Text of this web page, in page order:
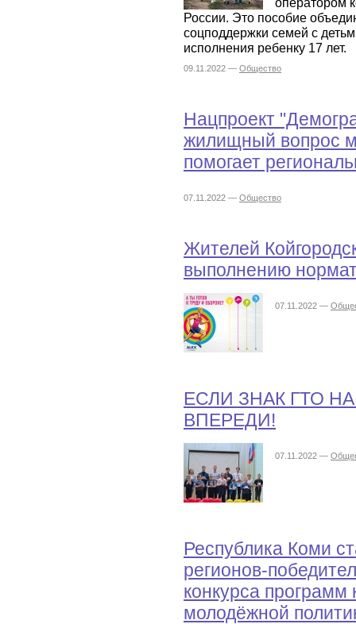
России. Это пособие
соцподдержки семей с
исполнения ребенку 17 лет.
09.11.2022 — Общество
Нацпроект
жилищный вопрос
помогает
07.11.2022 — Общество
Жителей
выполнению
07.11.2022 —
ЕСЛИ ЗНАК ГТО
ВПЕРЕДИ!
07.11.2022 —
Республика Коми
регионов-
конкурса программ
молодёжной